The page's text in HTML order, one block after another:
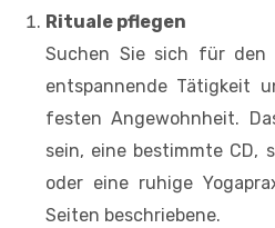
Rituale pflegen
Suchen Sie sich für den
entspannende Tätigkeit
festen Angewohnheit.
sein, eine bestimmte CD,
oder eine ruhige
Seiten beschriebene.